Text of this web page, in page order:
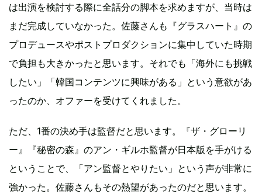
は出演を検討する際に全話分の脚本を求めますが、当時は
まだ完成していなかった。佐藤さんも『グラスハート』の
プロデュースやポストプロダクションに集中していた時期
で負担も大きかったと思います。それでも「海外にも挑戦
したい」「韓国コンテンツに興味がある」という意欲があ
ったのか、オファーを受けてくれました。
ただ、1番の決め手は監督だと思います。『ザ・グローリ
ー』『秘密の森』のアン・ギルホ監督が日本版を手がける
ということで、「アン監督とやりたい」という声が非常に
強かった。佐藤さんもその熱望があったのだと思います。